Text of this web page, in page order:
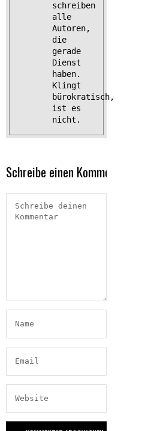
schreiben
alle
Autoren,
die
gerade
Dienst
haben.
Klingt
bürokratisch,
ist es
nicht.
Schreibe einen Kommentar